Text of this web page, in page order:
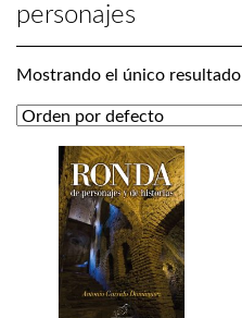
personajes
Mostrando el único resultado